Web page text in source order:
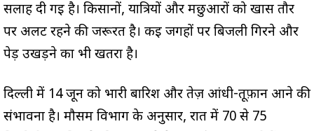
सलाह दी गई है। किसानों, यात्रियों और मछुआरों को खास तौर
पर अलर्ट रहने की जरूरत है। कई जगहों पर बिजली गिरने और
पेड़ उखड़ने का भी खतरा है।
दिल्ली में 14 जून को भारी बारिश और तेज़ आंधी-तूफ़ान आने की
संभावना है। मौसम विभाग के अनुसार, रात में 70 से 75